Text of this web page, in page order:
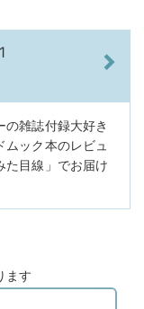
の雑誌付録大好き
ック本のレビュ
た目線」でお届け
ます